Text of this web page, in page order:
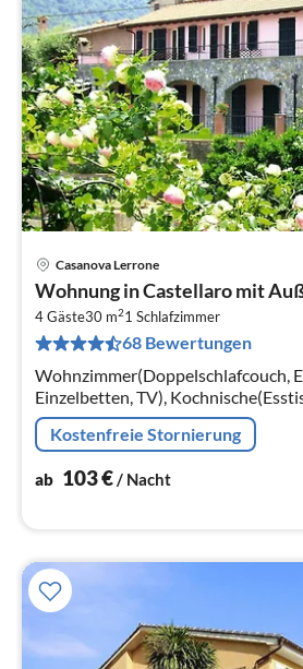
Casanova Lerrone
Wohnung in Castellaro mit
4 Gäste30 m21 Schlafzimmer
68 Bewertungen
Wohnzimmer(Doppelschlafcouch,
Einzelbetten, TV),
Kochplatten, elektrisch), Backofen,
Kühl-/Gefrierkombination)
Kostenfreie Stornierung
ab 103€/ Nacht